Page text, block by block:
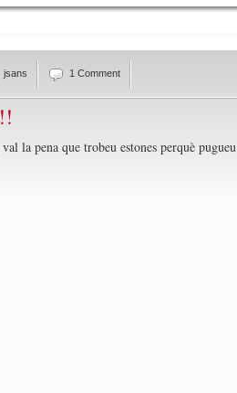
jsans 1 Comment
la pena que trobeu estones perquè